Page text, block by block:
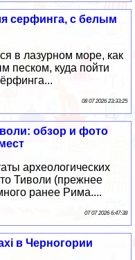
серфинга, с белым
в лазурном море, как
песком, куда пойти
08 07 2026 23:33:25
обзор и фото
археологических
Тиволи (прежнее
ранее Рима....
07 07 2026 6:47:38
в Черногории